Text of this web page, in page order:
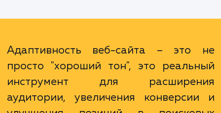
сайт лучше воспринимается
системами, что позитивно сказывается на
оптимизации и продвижении вашего
поисковых системах.